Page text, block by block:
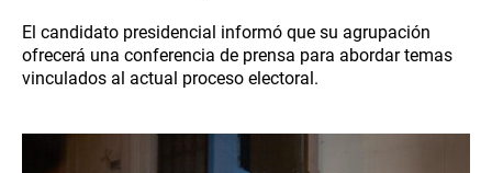
El candidato presidencial informó que su agrupación
ofrecerá una conferencia de prensa para abordar temas
vinculados al actual proceso electoral.